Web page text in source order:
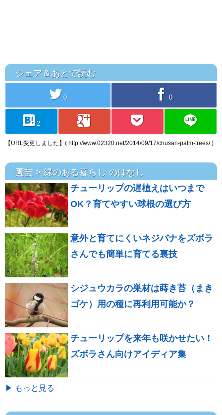
シェア＆あとで読む
twitter 0 facebook 0
hatebu 2 googleplus pocket line
【URL変更しました】( http://www.02320.net/2014/09/17/chusan-palm-trees/ )
園芸 > 緑のある暮らし のはなし
チューリップの遅植えはいつまで
OK？育てやすい球根の選び方
意外と育てにくいネジバナをズボラ
さんでも簡単に育てる裏技
シジュウカラの巣材は蒔き苔（まき
ゴケ）用の種に再利用可能か？
チューリップを来年も咲かせたい！
ズボラさん向けアイディア集
▶ もっと見る